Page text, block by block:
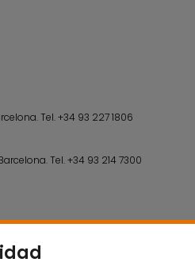
Tel.+34 93 227 1806
Tel.+34 93 214 7300